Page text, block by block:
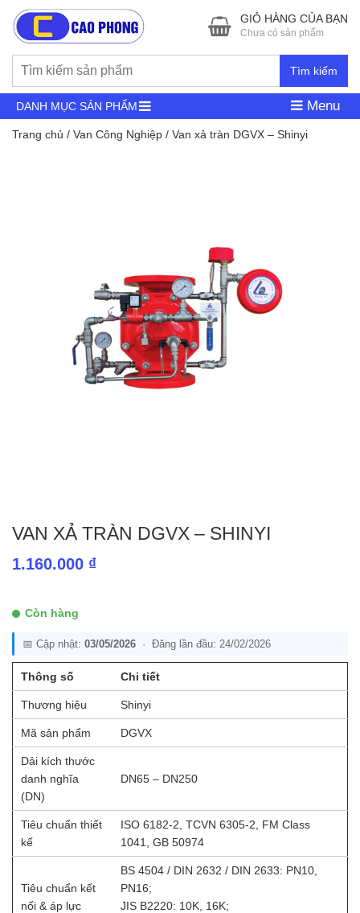
Tìm kiếm
GIỎ HÀNG CỦA BẠN
Chưa có sản phẩm
DANH MỤC SẢN PHẨM Menu
Trang chủ / Van Công Nghiệp / Van xả tràn DGVX – Shinyi
VAN XẢ TRÀN DGVX – SHINYI
1.160.000 ₫
Còn hàng
📅 Cập nhật: 03/05/2026 · Đăng lần đầu: 24/02/2026
Thông số Chi tiết
Thương hiệu Shinyi
Mã sản phẩm DGVX
Dải kích thước
danh nghĩa
(DN)
DN65 – DN250
Tiêu chuẩn thiết
kế
ISO 6182-2, TCVN 6305-2, FM Class
1041, GB 50974
Tiêu chuẩn kết
nối & áp lực
BS 4504 / DIN 2632 / DIN 2633: PN10,
PN16;
JIS B2220: 10K, 16K;